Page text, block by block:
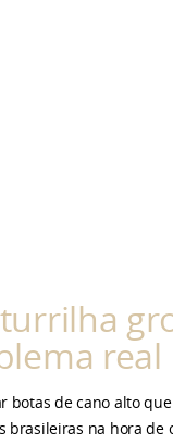
real
botas de cano alto
brasileiras na hora de